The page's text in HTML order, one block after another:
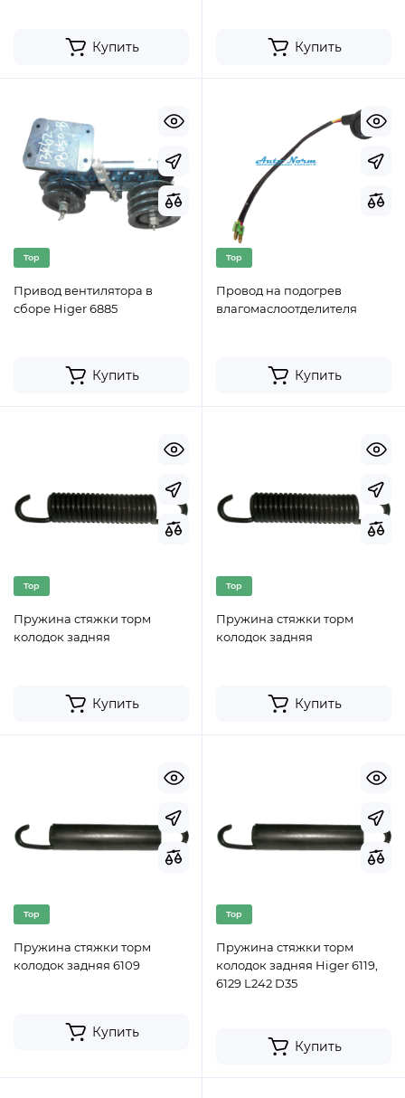
Купить Купить
Top
Привод вентилятора в
сборе Higer 6885
Купить
Top
Провод на подогрев
влагомаслоотделителя
Купить
Top
Пружина стяжки торм
колодок задняя
Купить
Top
Пружина стяжки торм
колодок задняя
Купить
Top
Пружина стяжки торм
колодок задняя 6109
Купить
Top
Пружина стяжки торм
колодок задняя Higer 6119,
6129 L242 D35
Купить